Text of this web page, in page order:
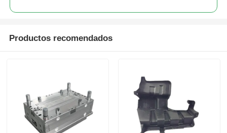
Productos recomendados